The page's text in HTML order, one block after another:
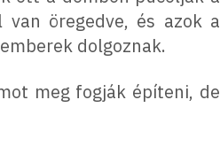
öregedve, és azok a
dolgoznak.
meg fogják építeni, de